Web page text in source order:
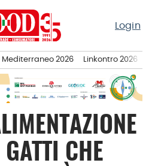
Login
Mediterraneo 2026 Linkontro 2026
CHE